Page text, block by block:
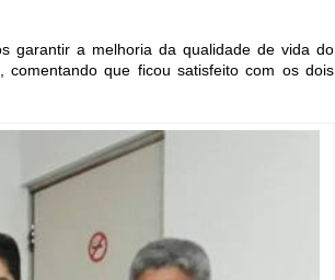
garantir a melhoria da qualidade de vida do
, comentando que ficou satisfeito com os dois